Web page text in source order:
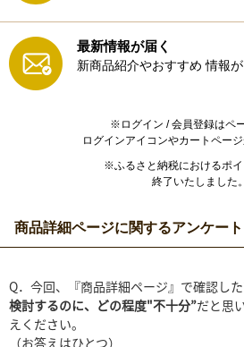
最新情報が届く
新商品紹介やおすすめ 情報が
※ログイン / 会員登録はペ
ログインアイコンやカートページ
※ふるさと納税におけるポ
終了いたしました。
商品詳細ページに関するアンケート